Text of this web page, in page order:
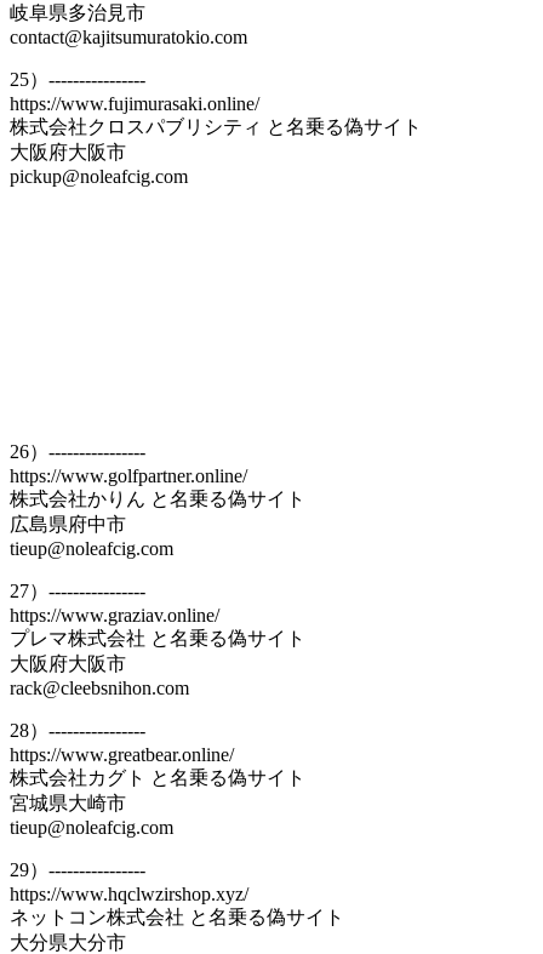
岐阜県多治見市
contact@kajitsumuratokio.com
25）----------------
https://www.fujimurasaki.online/
株式会社クロスパブリシティ と名乗る偽サイト
大阪府大阪市
pickup@noleafcig.com
26）----------------
https://www.golfpartner.online/
株式会社かりん と名乗る偽サイト
広島県府中市
tieup@noleafcig.com
27）----------------
https://www.graziav.online/
プレマ株式会社 と名乗る偽サイト
大阪府大阪市
rack@cleebsnihon.com
28）----------------
https://www.greatbear.online/
株式会社カグト と名乗る偽サイト
宮城県大崎市
tieup@noleafcig.com
29）----------------
https://www.hqclwzirshop.xyz/
ネットコン株式会社 と名乗る偽サイト
大分県大分市